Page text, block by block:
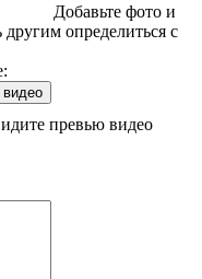
Добавьте фото и
определиться с
видео
превью видео